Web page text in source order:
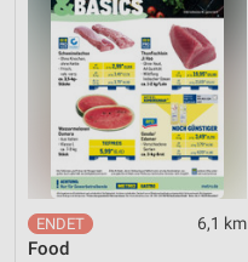
6,1 km
Food